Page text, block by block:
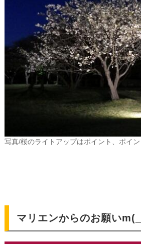
写真/桜のライトアップはポイント、ポイ
マリエンからのお願い